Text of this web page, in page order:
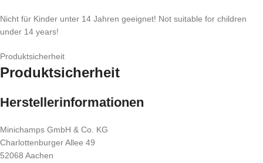
Nicht für Kinder unter 14 Jahren geeignet! Not suitable for children
under 14 years!
Produktsicherheit
Produktsicherheit
Herstellerinformationen
Minichamps GmbH & Co. KG
Charlottenburger Allee 49
52068 Aachen